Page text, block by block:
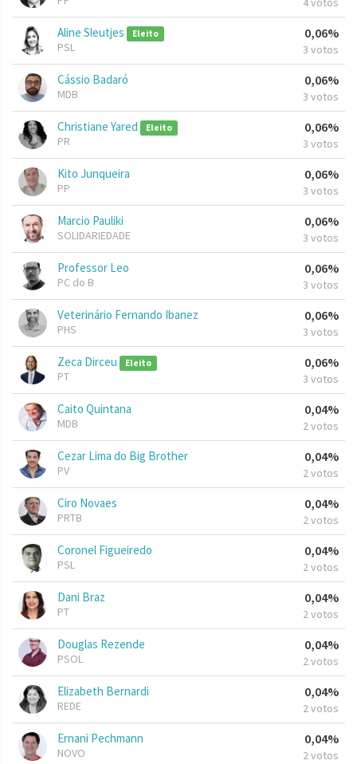
Aline Sleutjes Eleito
PSL
0,06%
3 votos
Cássio Badaró
MDB
0,06%
3 votos
Christiane Yared Eleito
PR
0,06%
3 votos
Kito Junqueira
PP
0,06%
3 votos
Marcio Pauliki
SOLIDARIEDADE
0,06%
3 votos
Professor Leo
PC do B
0,06%
3 votos
Veterinário Fernando Ibanez
PHS
0,06%
3 votos
Zeca Dirceu Eleito
PT
0,06%
3 votos
Caito Quintana
MDB
0,04%
2 votos
Cezar Lima do Big Brother
PV
0,04%
2 votos
Ciro Novaes
PRTB
0,04%
2 votos
Coronel Figueiredo
PSL
0,04%
2 votos
Dani Braz
PT
0,04%
2 votos
Douglas Rezende
PSOL
0,04%
2 votos
Elizabeth Bernardi
REDE
0,04%
2 votos
Ernani Pechmann
NOVO
0,04%
2 votos